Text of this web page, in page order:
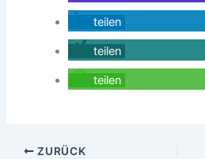
teilen
teilen
teilen
ZURÜCK